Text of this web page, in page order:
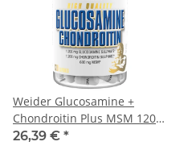
Weider Glucosamine +
Chondroitin Plus MSM 120er
Kapseldose
26,39 € *